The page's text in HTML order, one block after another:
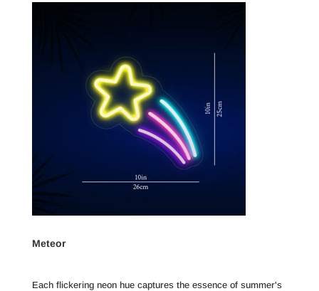
Meteor
Each flickering neon hue captures the essence of summer's